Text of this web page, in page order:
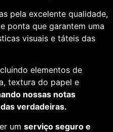
pela excelente qualidade,
ponta que garantem uma
visuais e táteis das
elementos de
textura do papel e
nossas notas
verdadeiras.
um serviço seguro e